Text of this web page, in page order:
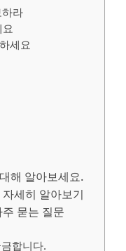
라
요
세요
해 알아보세요.
자세히 알아보기
주 묻는 질문
합니다.